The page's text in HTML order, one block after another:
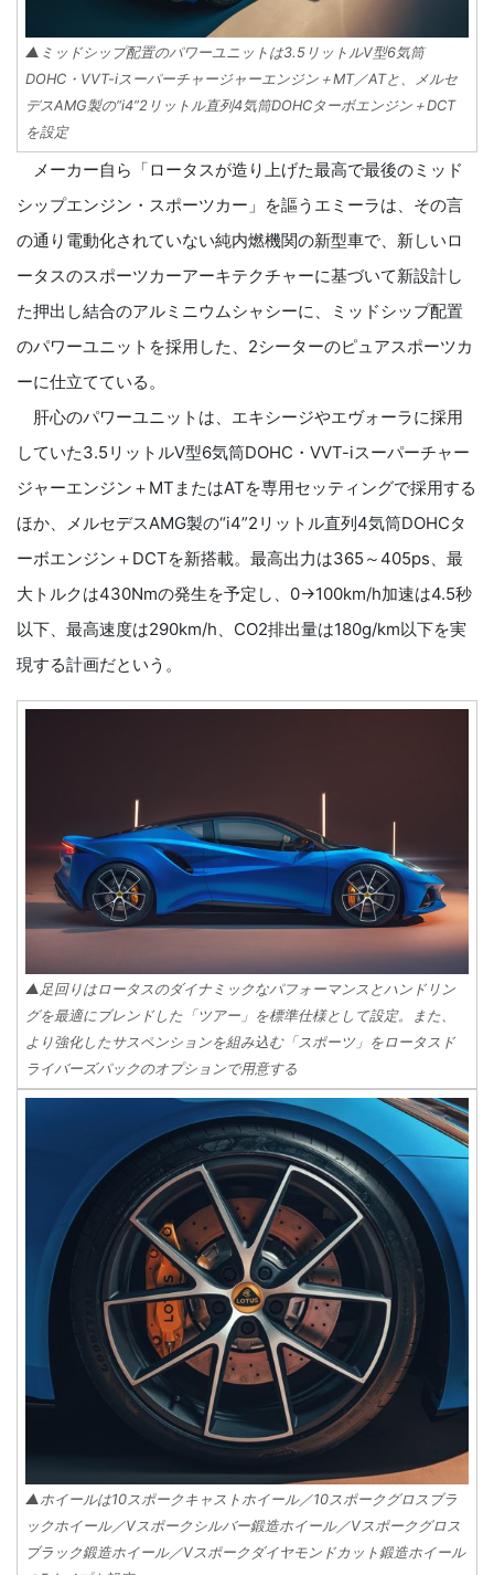
▲ミッドシップ配置のパワーユニットは3.5リットルV型6気筒
DOHC・VVT-iスーパーチャージャーエンジン＋MT／ATと、メルセ
デスAMG製の“i4”2リットル直列4気筒DOHCターボエンジン＋DCT
を設定
メーカー自ら「ロータスが造り上げた最高で最後のミッド
シップエンジン・スポーツカー」を謳うエミーラは、その言
の通り電動化されていない純内燃機関の新型車で、新しいロ
ータスのスポーツカーアーキテクチャーに基づいて新設計し
た押出し結合のアルミニウムシャシーに、ミッドシップ配置
のパワーユニットを採用した、2シーターのピュアスポーツカ
ーに仕立てている。
肝心のパワーユニットは、エキシージやエヴォーラに採用
していた3.5リットルV型6気筒DOHC・VVT-iスーパーチャー
ジャーエンジン＋MTまたはATを専用セッティングで採用する
ほか、メルセデスAMG製の“i4”2リットル直列4気筒DOHCタ
ーボエンジン＋DCTを新搭載。最高出力は365～405ps、最
大トルクは430Nmの発生を予定し、0→100km/h加速は4.5秒
以下、最高速度は290km/h、CO2排出量は180g/km以下を実
現する計画だという。
▲足回りはロータスのダイナミックなパフォーマンスとハンドリン
グを最適にブレンドした「ツアー」を標準仕様として設定。また、
より強化したサスペンションを組み込む「スポーツ」をロータスド
ライバーズパックのオプションで用意する
▲ホイールは10スポークキャストホイール／10スポークグロスブラ
ックホイール／Vスポークシルバー鍛造ホイール／Vスポークグロス
ブラック鍛造ホイール／Vスポークダイヤモンドカット鍛造ホイール